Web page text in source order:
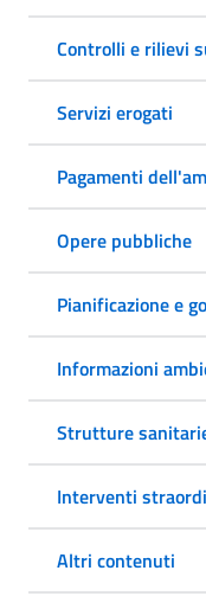
Controlli e rilievi
Servizi erogati
Pagamenti
Opere pubbliche
Pianificazione e
Informazioni
Strutture
Interventi
Altri contenuti